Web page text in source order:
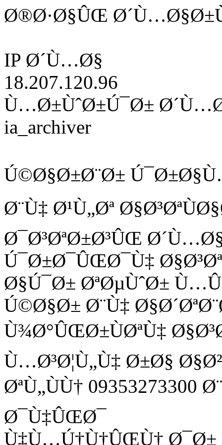
Ø®Ø·Ø§ÛŒ
IP Ø´Ù…Ø§
18.207.120.96
Ù…Ø±ÙˆØ±Ú¯Ø±
ia_archiver
Ú©Ø§Ø±Ø¨Ø±
Ø¨Ù‡ Ø¹Ù„Øª
Ø¯Ø³ØªØ±Ø³ÛŒ
Ú¯Ø±Ø¯ÛŒØ¯Ù‡ Ø§Ø³Øª
Ø§Ú¯Ø± ØªØµÙˆØ±
Ú©Ø§Ø± Ø¨Ù‡
Ù¾Ø°ÛŒØ±ÙØªÙ‡
Ù…Ø³Ø¦Ù„Ù‡ Ø±Ø§
ØªÙ„ÙÙ†
Ø¯Ù‡ÛŒØ¯
Ù‡Ù…Ú†Ù†ÛŒÙ† Ø¯Ø±